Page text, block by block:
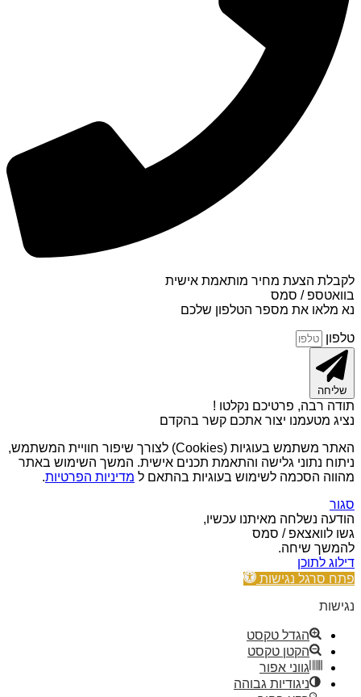
לקבלת הצעת מחיר מותאמת אישית
בוואטספ / סמס
נא מלאו את מספר הטלפון שלכם
טלפון
שליחה
תודה רבה, פרטיכם נקלטו !
נציג מטעמנו יצור אתכם קשר בהקדם
האתר משתמש בעוגיות (Cookies) לצורך שיפור חוויית המשתמש,
ניתוח נתוני גלישה והתאמת תכנים אישית. המשך השימוש באתר
מהווה הסכמה לשימוש בעוגיות בהתאם ל מדיניות הפרטיות.
סגור
הודעה נשלחה מאיתנו עכשיו,
גשו לוואצאפ / סמס
להמשך שיחה.
דילוג לתוכן
פתח סרגל נגישות
נגישות
הגדל טקסט
הקטן טקסט
גווני אפור
ניגודיות גבוהה